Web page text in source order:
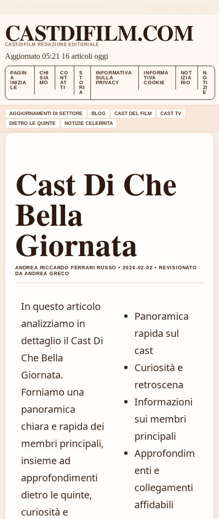
CASTDIFILM.COM
CASTDIFILM REDAZIONE EDITORIALE
Aggiornato 05:21 16 articoli oggi
PAGIN
A
INIZIA
LE
CHI
SIA
MO
CO
NT
AT
TI
S
T
O
RI
A
INFORMATIVA
SULLA
PRIVACY
INFORMA
TIVA
COOKIE
NOT
IZIA
RIO
N
O
TI
ZI
E
AGGIORNAMENTI DI SETTORE BLOG CAST DEL FILM
CAST TV
DIETRO LE QUINTE
NOTIZIE CELEBRITA
Cast Di Che
Bella
Giornata
ANDREA RICCARDO FERRARI RUSSO • 2026-02-02 • REVISIONATO
DA ANDREA GRECO
In questo articolo
analizziamo in
dettaglio il Cast Di
Che Bella
Giornata.
Forniamo una
panoramica
chiara e rapida dei
membri principali,
insieme ad
approfondimenti
dietro le quinte,
curiosità e
Panoramica
rapida sul
cast
Curiosità e
retroscena
Informazioni
sui membri
principali
Approfondim
enti e
collegamenti
affidabili